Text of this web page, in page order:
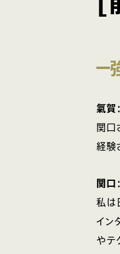
氣賀：
関口
経験
関口：
私は
イン
やテ